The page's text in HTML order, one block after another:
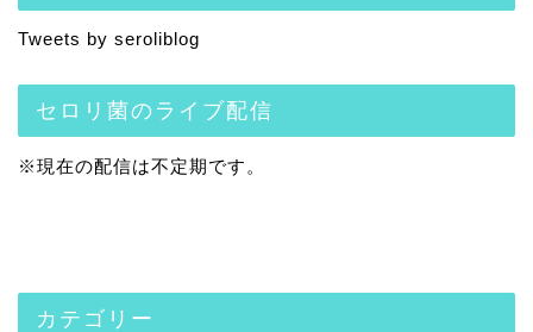
Tweets by seroliblog
セロリ菌のライブ配信
※現在の配信は不定期です。
カテゴリー